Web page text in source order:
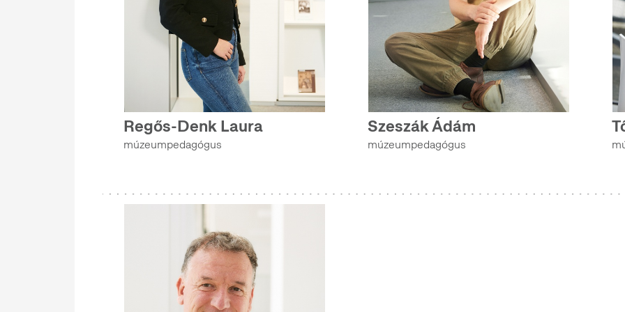
NEMZETKÖZI KAPCSOLATOK
INFORMATIKAI OSZTÁLY
BIZTONSÁGI FŐOSZTÁLY
RENDEZVÉNYSZERVEZÉSI OSZTÁLY
MADOK-PROGRAM
RENDEZVÉNYSZERVEZÉSI OSZTÁLY
Regős-Denk Laura
múzeumpedagógus
Szeszák Ádám
múzeumpedagógus